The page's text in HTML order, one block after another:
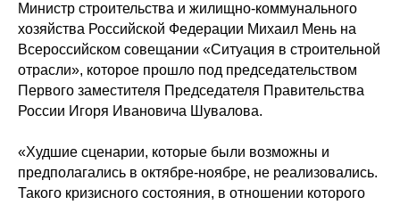
Министр строительства и жилищно-коммунального
хозяйства Российской Федерации Михаил Мень на
Всероссийском совещании «Ситуация в строительной
отрасли», которое прошло под председательством
Первого заместителя Председателя Правительства
России Игоря Ивановича Шувалова.
«Худшие сценарии, которые были возможны и
предполагались в октябре-ноябре, не реализовались.
Такого кризисного состояния, в отношении которого